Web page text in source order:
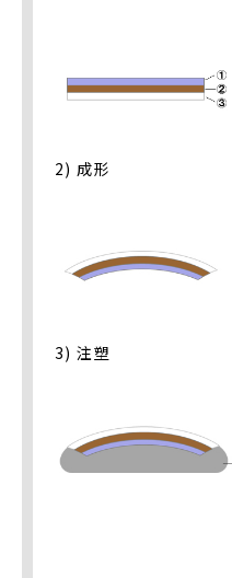
2) 成形
3) 注塑